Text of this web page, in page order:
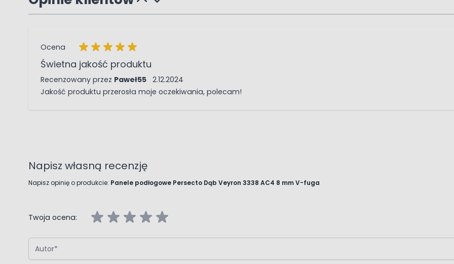
Ocena
Świetna jakość produktu
Recenzowany przez Paweł55 2 grudnia 2024
2.12.2024
Jakość produktu przerosła moje oczekiwania, polecam!
Napisz własną recenzję
Napisz opinię o produkcie: Panele podłogowe Persecto Dąb Veyron 3338 AC4 8 mm V-fuga
Twoja ocena:
Autor